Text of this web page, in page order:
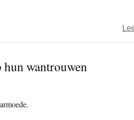
hun wantrouwen